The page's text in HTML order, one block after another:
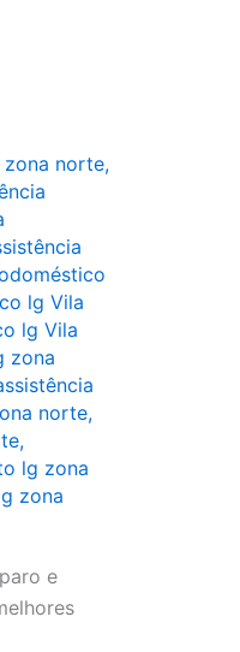
norte,
lg Vila
lg Vila
zona
norte,
,
lg zona
zona
e